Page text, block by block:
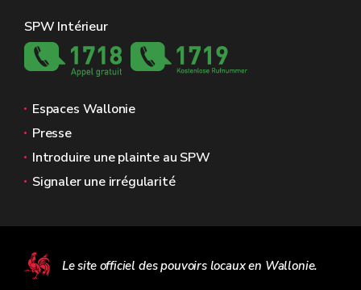
SPW Intérieur
Espaces Wallonie
Presse
Introduire une plainte au SPW
Signaler une irrégularité
Le site officiel des pouvoirs locaux en Wallonie.